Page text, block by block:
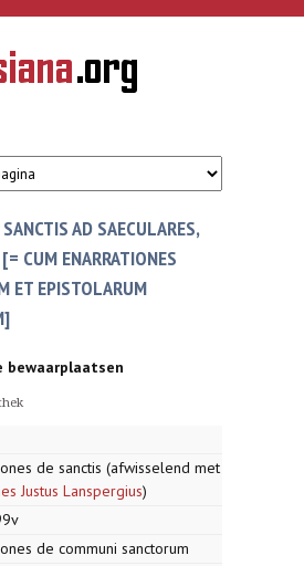
gaan
AD SAECULARES,
CUM ENARRATIONES
ET EPISTOLARUM
bewaarplaatsen
de sanctis (afwisselend met
Justus Lanspergius)
de communi sanctorum